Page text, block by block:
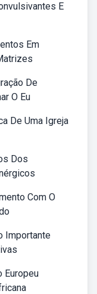
E
Em
De
O Eu
De Uma Igreja
Dos
Com O
Importante
Europeu